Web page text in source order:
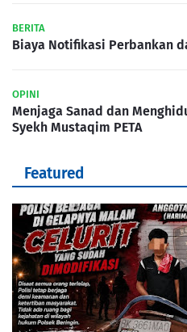
BERITA
Biaya Notifikasi Perbankan
OPINI
Menjaga Sanad dan
Syekh Mustaqim PETA
Featured